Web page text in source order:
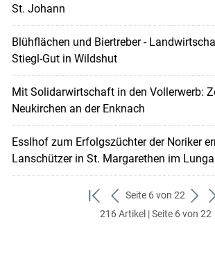
St. Johann
Blühflächen und Biertreber -
Stiegl-Gut in Wildshut
Mit Solidarwirtschaft in den Vollerwerb:
Neukirchen an der Enknach
Esslhof zum Erfolgszüchter der Noriker
Lanschützer in St. Margarethen im
zum
ersten
zurück
zum
Seite 6 von 22
zum
216 Artikel | Seite 6 von 22